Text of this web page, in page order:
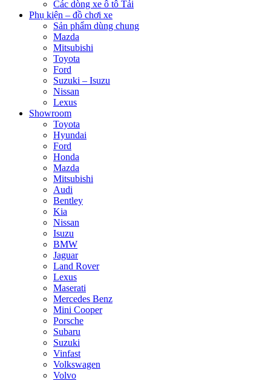
Các dòng xe ô tô Tải
Phụ kiện – đồ chơi xe
Sản phẩm dùng chung
Mazda
Mitsubishi
Toyota
Ford
Suzuki – Isuzu
Nissan
Lexus
Showroom
Toyota
Hyundai
Ford
Honda
Mazda
Mitsubishi
Audi
Bentley
Kia
Nissan
Isuzu
BMW
Jaguar
Land Rover
Lexus
Maserati
Mercedes Benz
Mini Cooper
Porsche
Subaru
Suzuki
Vinfast
Volkswagen
Volvo